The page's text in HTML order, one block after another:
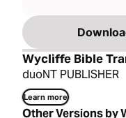
Wycliffe Bible
duoNT PUBLISHER
Learn more
Other Versions by